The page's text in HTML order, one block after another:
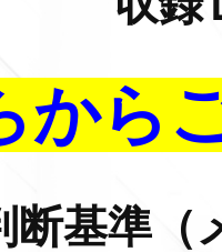
から
断基準（